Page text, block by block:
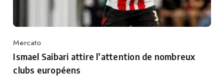
Category
Mercato
Ismael Saibari attire l’attention de nombreux
clubs européens